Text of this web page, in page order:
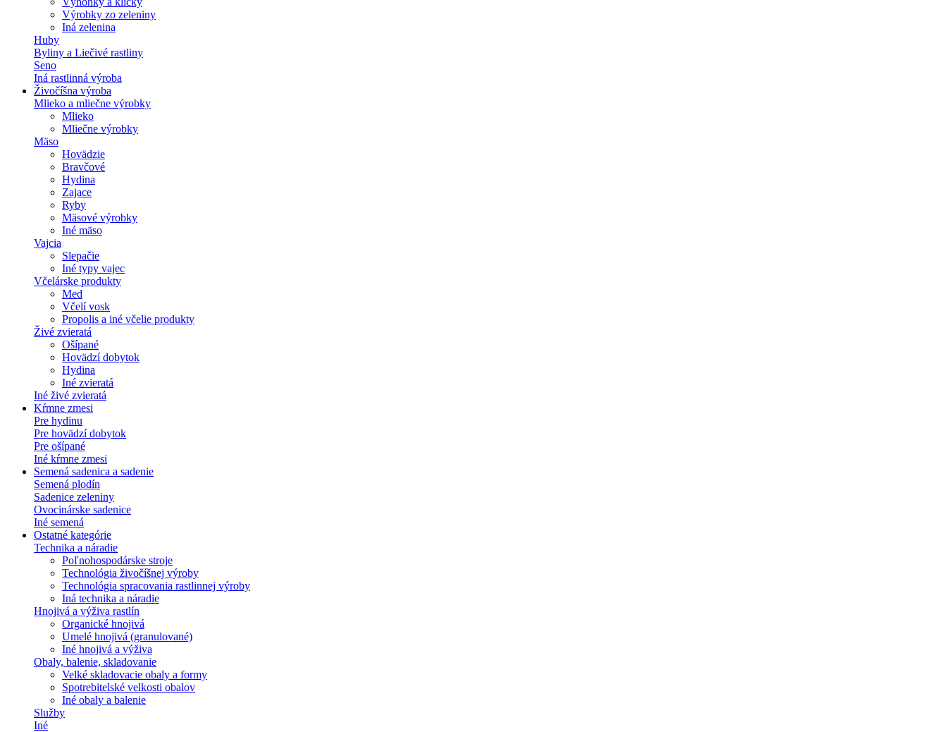
Výrobky zo zeleniny
Iná zelenina
Huby
Byliny a Liečivé rastliny
Seno
Iná rastlinná výroba
Živočíšna výroba
Mlieko a mliečne výrobky
Mlieko
Mliečne výrobky
Mäso
Hovädzie
Bravčové
Hydina
Zajace
Ryby
Mäsové výrobky
Iné mäso
Vajcia
Slepačie
Iné typy vajec
Včelárske produkty
Med
Včelí vosk
Propolis a iné včelie produkty
Živé zvieratá
Ošípané
Hovädzí dobytok
Hydina
Iné zvieratá
Iné živé zvieratá
Kŕmne zmesi
Pre hydinu
Pre hovädzí dobytok
Pre ošípané
Iné kŕmne zmesi
Semená sadenica a sadenie
Semená plodín
Sadenice zeleniny
Ovocinárske sadenice
Iné semená
Ostatné kategórie
Technika a náradie
Poľnohospodárske stroje
Technológia živočíšnej výroby
Technológia spracovania rastlinnej výroby
Iná technika a náradie
Hnojivá a výživa rastlín
Organické hnojivá
Umelé hnojivá (granulované)
Iné hnojivá a výživa
Obaly, balenie, skladovanie
Velké skladovacie obaly a formy
Spotrebitelské velkosti obalov
Iné obaly a balenie
Služby
Iné